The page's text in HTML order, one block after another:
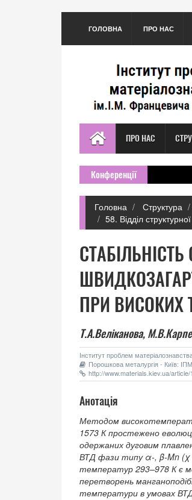
ГОЛОВНА ПРО НАС
ПРО НАС
Конференції
Головна Структура
58. Відділ
СТАБIЛЬНIСТЬ
ПРИ ВИСОКИХ
Т.А.Веліканова,
Інститут проблем
Порошкова металургія - Київ:
http://www.materials.kiev.ua/article/
Анотація
Методом
1573 К простежено
одержаних дуговим
ВТД фази типу α-, β-Mn (χ
температур 293–978 К є
перетворень
температури в умовах ВТД